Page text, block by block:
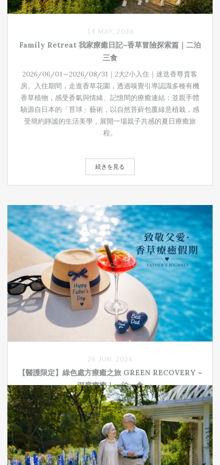
Family Retreat 我家療癒日記 ~香草冒險探索篇｜二泊
三食
2026/06/01～2026/08/31｜2大2小入住｜迷迭香尊貴客
房。入住期間，走進香草花園，透過嗅覺引導認識多種有機
香草植物，感受香氣與情緒、記憶間的療癒連結；並親手體
驗源自日本的「苔球」藝術，以自然苔蘚包覆綠意植栽，感
受簡約靜謐的生活美學，展開一場親子共感的夏日療癒旅
程。
14 MAY, 2026
続きを見る
【醫護限定】綠色處方療癒之旅 GREEN RECOVERY ~
深度療癒｜一泊一食
綠色處方療癒之旅 GREEN RECOVERY ~深度療癒， 專案期
間: 2026/5/29~7/31 ，迷迭香尊貴客房｜雙人入住｜一泊一
食。在萬坪香草花園中療癒身心、體驗全國獨家的香草蒸氣
浴、品嘗在地最健康的有機餐食！您守護大眾的健康、讓秧
悦守護您的健康！
26 JUN, 2026